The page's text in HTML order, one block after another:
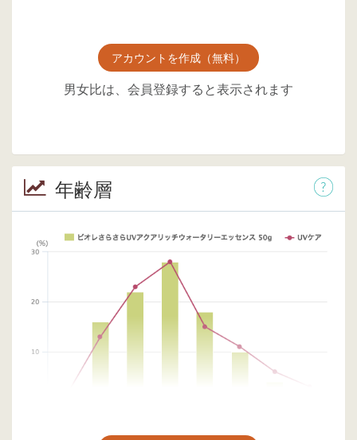
アカウントを作成（無料）
男女比は、会員登録すると表示されます
年齢層